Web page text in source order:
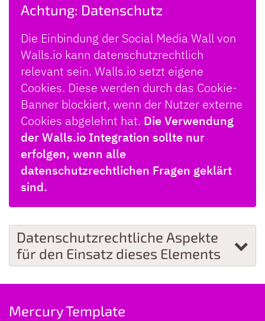
Achtung: Datenschutz
Die Einbindung der Social Media Wall von
Walls.io kann datenschutzrechtlich
relevant sein. Walls.io setzt eigene
Cookies. Diese werden durch das Cookie-
Banner blockiert, wenn der Nutzer externe
Cookies abgelehnt hat. Die Verwendung
der Walls.io Integration sollte nur
erfolgen, wenn alle
datenschutzrechtlichen Fragen geklärt
sind.
Datenschutzrechtliche Aspekte
für den Einsatz dieses Elements
Mercury Template